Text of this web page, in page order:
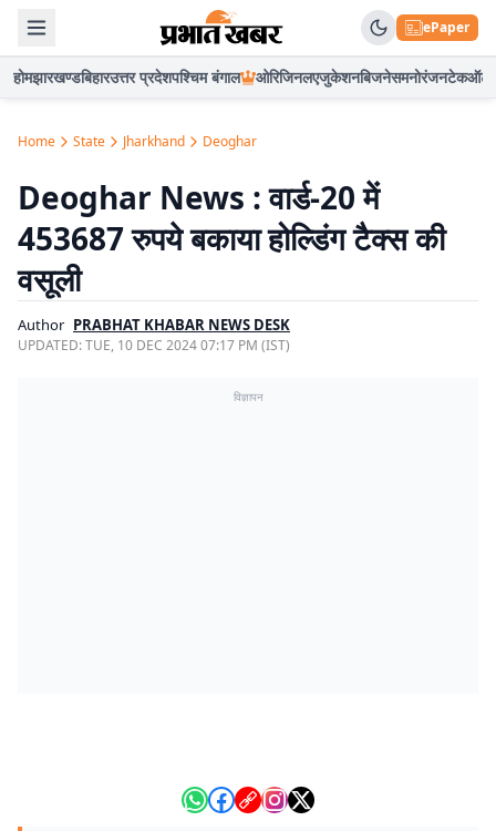
ePaper
होमझारखण्डबिहारउत्तर प्रदेशपश्चिम बंगाल ओरिजिनलएजुकेशनबिजनेसमनोरंजनटेकऑटो
Home State Jharkhand Deoghar
Deoghar News : वार्ड-20 में
453687 रुपये बकाया होल्डिंग टैक्स की
वसूली
Author PRABHAT KHABAR NEWS DESK
UPDATED:TUE, 10 DEC 2024 07:17 PM (IST)
विज्ञापन